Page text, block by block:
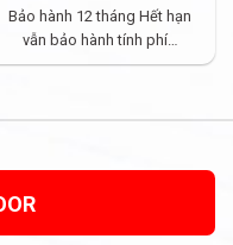
Bảo hành 12 tháng Hết hạn
vẫn bảo hành tính phí…